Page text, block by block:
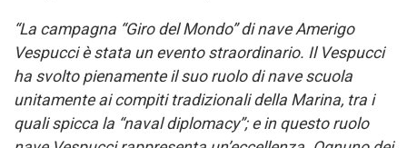
“La campagna “Giro del Mondo” di nave Amerigo
Vespucci è stata un evento straordinario. Il Vespucci
ha svolto pienamente il suo ruolo di nave scuola
unitamente ai compiti tradizionali della Marina, tra i
quali spicca la “naval diplomacy”; e in questo ruolo